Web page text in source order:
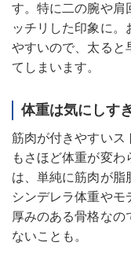
す。特に二の腕や肩
ッチリした印象に。
やすいので、太ると
てしまいます。
体重は気にしす
筋肉が付きやすいス
もさほど体重が変
は、単純に筋肉が脂
シンデレラ体重やモ
厚みのある骨格なの
ないことも。